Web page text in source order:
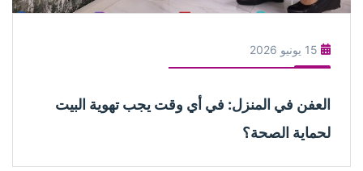
15 يونيو 2026
العفن في المنزل: في أي وقت يجب تهوية البيت
لحماية الصحة؟